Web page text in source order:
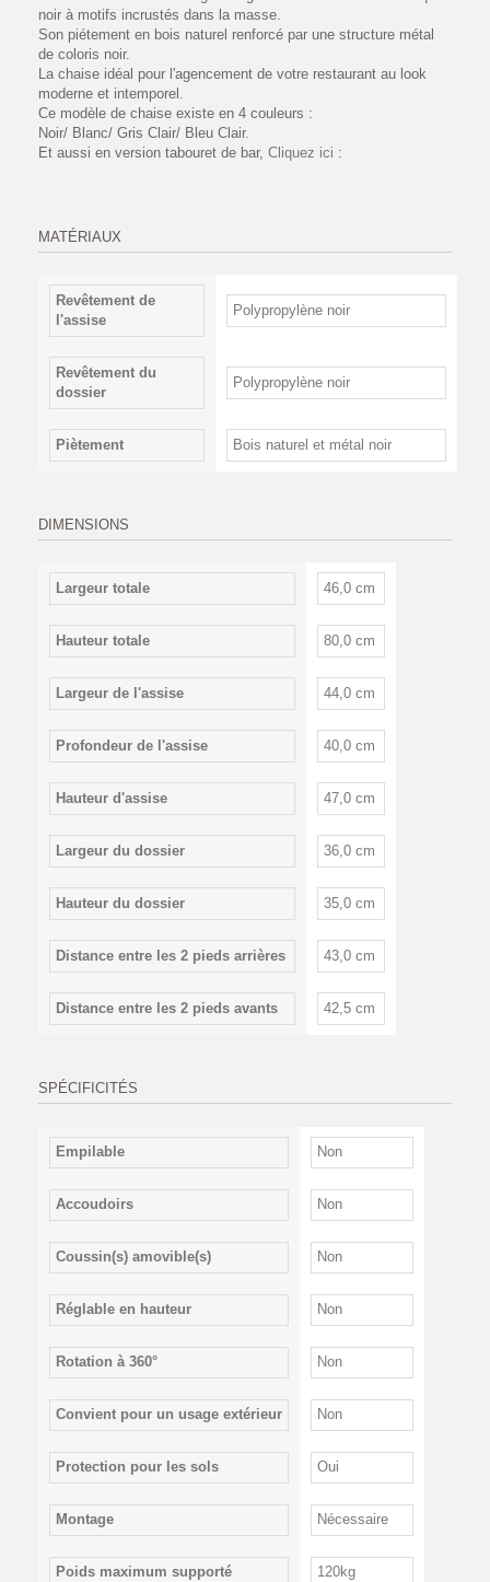
noir à motifs incrustés dans la masse.
Son piétement en bois naturel renforcé par une structure métal
de coloris noir.
La chaise idéal pour l'agencement de votre restaurant au look
moderne et intemporel.
Ce modèle de chaise existe en 4 couleurs :
Noir/ Blanc/ Gris Clair/ Bleu Clair.
Et aussi en version tabouret de bar, Cliquez ici :
MATÉRIAUX
Revêtement de
l'assise
Polypropylène noir
Revêtement du
dossier
Polypropylène noir
Piètement Bois naturel et métal noir
DIMENSIONS
Largeur totale 46,0 cm
Hauteur totale 80,0 cm
Largeur de l'assise 44,0 cm
Profondeur de l'assise 40,0 cm
Hauteur d'assise 47,0 cm
Largeur du dossier 36,0 cm
Hauteur du dossier 35,0 cm
Distance entre les 2 pieds arrières 43,0 cm
Distance entre les 2 pieds avants 42,5 cm
SPÉCIFICITÉS
Empilable Non
Accoudoirs Non
Coussin(s) amovible(s) Non
Réglable en hauteur Non
Rotation à 360° Non
Convient pour un usage extérieur Non
Protection pour les sols Oui
Montage Nécessaire
Poids maximum supporté 120kg